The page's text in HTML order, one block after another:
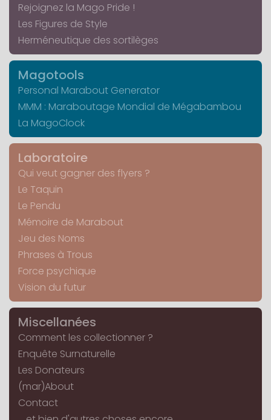
Rejoignez la Mago Pride !
Les Figures de Style
Herméneutique des sortilèges
Magotools
Personal Marabout Generator
MMM : Maraboutage Mondial de Mégabambou
La MagoClock
Laboratoire
Qui veut gagner des flyers ?
Le Taquin
Le Pendu
Mémoire de Marabout
Jeu des Noms
Phrases à Trous
Force psychique
Vision du futur
Miscellanées
Comment les collectionner ?
Enquête Surnaturelle
Les Donateurs
(mar)About
Contact